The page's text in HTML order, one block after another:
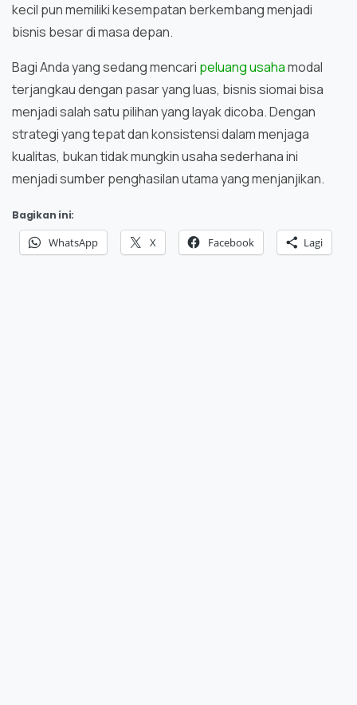
kecil pun memiliki kesempatan berkembang menjadi
bisnis besar di masa depan.
Bagi Anda yang sedang mencari peluang usahamodal
terjangkau dengan pasar yang luas, bisnis siomai bisa
menjadi salah satu pilihan yang layak dicoba. Dengan
strategi yang tepat dan konsistensi dalam menjaga
kualitas, bukan tidak mungkin usaha sederhana ini
menjadi sumber penghasilan utama yang menjanjikan.
Bagikan ini:
WhatsApp X Facebook Lagi